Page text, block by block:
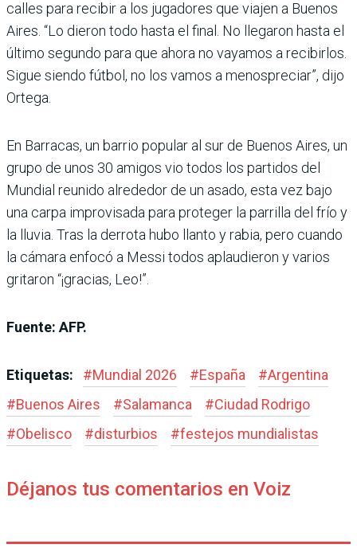
calles para recibir a los jugadores que viajen a Buenos
Aires. “Lo dieron todo hasta el final. No llegaron hasta el
último segundo para que ahora no vayamos a recibirlos.
Sigue siendo fútbol, no los vamos a menospreciar”, dijo
Ortega.
En Barracas, un barrio popular al sur de Buenos Aires, un
grupo de unos 30 amigos vio todos los partidos del
Mundial reunido alrededor de un asado, esta vez bajo
una carpa improvisada para proteger la parrilla del frío y
la lluvia. Tras la derrota hubo llanto y rabia, pero cuando
la cámara enfocó a Messi todos aplaudieron y varios
gritaron “¡gracias, Leo!”.
Fuente: AFP.
Etiquetas: #Mundial 2026 #España #Argentina
#Buenos Aires #Salamanca #Ciudad Rodrigo
#Obelisco #disturbios #festejos mundialistas
Déjanos tus comentarios en Voiz